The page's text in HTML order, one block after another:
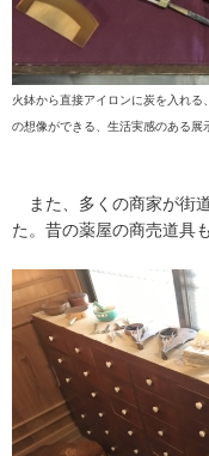
火鉢から直接アイロンに炭を入れ
の想像ができる、生活実感のある展
また、多くの商家が街
た。昔の薬屋の商売道具